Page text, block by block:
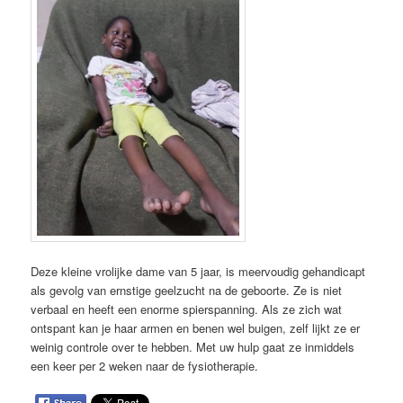
Deze kleine vrolijke dame van 5 jaar, is meervoudig gehandicapt
als gevolg van ernstige geelzucht na de geboorte. Ze is niet
verbaal en heeft een enorme spierspanning. Als ze zich wat
ontspant kan je haar armen en benen wel buigen, zelf lijkt ze er
weinig controle over te hebben. Met uw hulp gaat ze inmiddels
een keer per 2 weken naar de fysiotherapie.